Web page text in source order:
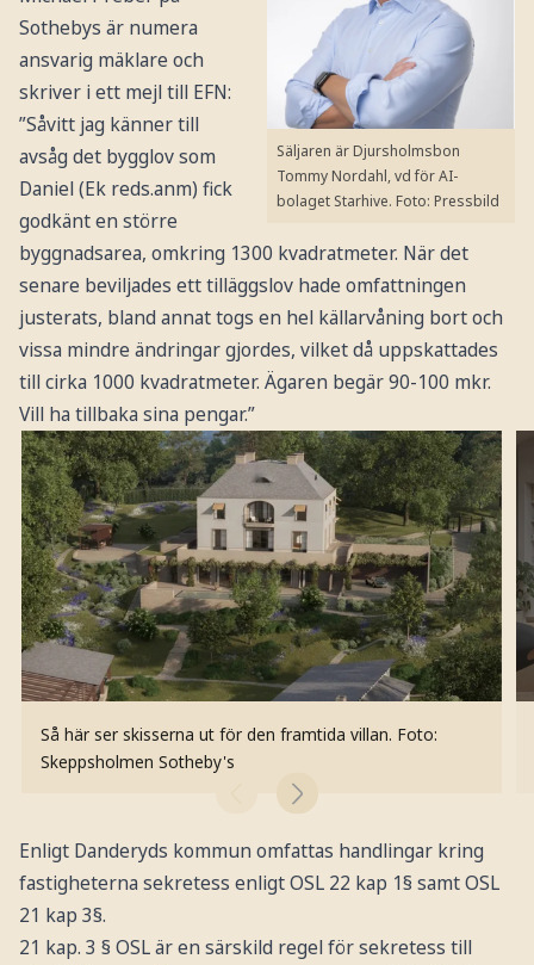
Säljaren är Djursholmsbon
Tommy Nordahl, vd för AI-
bolaget Starhive. Foto: Pressbild
Sothebys är numera
ansvarig mäklare och
skriver i ett mejl till EFN:
”Såvitt jag känner till
avsåg det bygglov som
Daniel (Ek reds.anm) fick
godkänt en större
byggnadsarea, omkring 1300 kvadratmeter. När det
senare beviljades ett tilläggslov hade omfattningen
justerats, bland annat togs en hel källarvåning bort och
vissa mindre ändringar gjordes, vilket då uppskattades
till cirka 1000 kvadratmeter. Ägaren begär 90-100 mkr.
Vill ha tillbaka sina pengar.”
Så här ser skisserna ut för den framtida villan. Foto:
Skeppsholmen Sotheby's
Enligt Danderyds kommun omfattas handlingar kring
fastigheterna sekretess enligt OSL 22 kap 1§ samt OSL
21 kap 3§.
21 kap. 3 § OSL är en särskild regel för sekretess till